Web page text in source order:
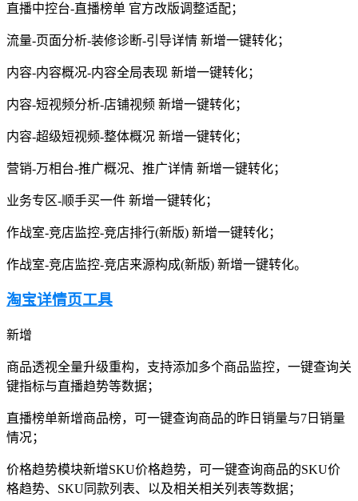
直播中控台-直播榜单 官方改版调整适配；
流量-页面分析-装修诊断-引导详情 新增一键转化；
内容-内容概况-内容全局表现 新增一键转化；
内容-短视频分析-店铺视频 新增一键转化；
内容-超级短视频-整体概况 新增一键转化；
营销-万相台-推广概况、推广详情 新增一键转化；
业务专区-顺手买一件 新增一键转化；
作战室-竞店监控-竞店排行(新版) 新增一键转化；
作战室-竞店监控-竞店来源构成(新版) 新增一键转化。
淘宝详情页工具
新增
商品透视全量升级重构，支持添加多个商品监控，一键查询关
键指标与直播趋势等数据；
直播榜单新增商品榜，可一键查询商品的昨日销量与7日销量
情况；
价格趋势模块新增SKU价格趋势，可一键查询商品的SKU价
格趋势、SKU同款列表、以及相关相关列表等数据；